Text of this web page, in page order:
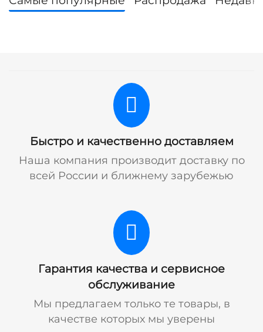
Быстро и качественно доставляем
Наша компания производит доставку по
всей России и ближнему зарубежью
Гарантия качества и сервисное
обслуживание
Мы предлагаем только те товары, в
качестве которых мы уверены